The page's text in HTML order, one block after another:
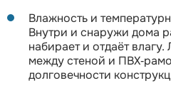
Влажность и
Внутри и снаружи дома
набирает и отдаёт
между стеной и
долговечности